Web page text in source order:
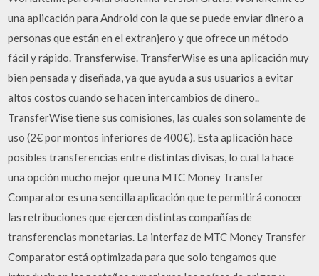
una aplicación para Android con la que se puede enviar dinero a
personas que están en el extranjero y que ofrece un método
fácil y rápido. Transferwise. TransferWise es una aplicación muy
bien pensada y diseñada, ya que ayuda a sus usuarios a evitar
altos costos cuando se hacen intercambios de dinero..
TransferWise tiene sus comisiones, las cuales son solamente de
uso (2€ por montos inferiores de 400€). Esta aplicación hace
posibles transferencias entre distintas divisas, lo cual la hace
una opción mucho mejor que una MTC Money Transfer
Comparator es una sencilla aplicación que te permitirá conocer
las retribuciones que ejercen distintas compañías de
transferencias monetarias. La interfaz de MTC Money Transfer
Comparator está optimizada para que solo tengamos que